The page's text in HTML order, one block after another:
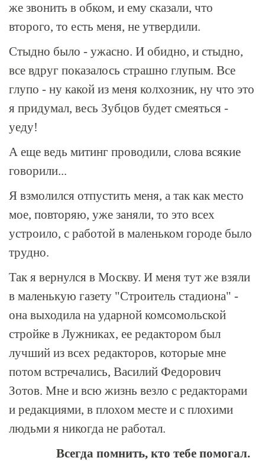
же звонить в обком, и ему сказали, что
второго, то есть меня, не утвердили.
Стыдно было - ужасно. И обидно, и стыдно,
все вдруг показалось страшно глупым. Все
глупо - ну какой из меня колхозник, ну что это
я придумал, весь Зубцов будет смеяться -
уеду!
А еще ведь митинг проводили, слова всякие
говорили...
Я взмолился отпустить меня, а так как место
мое, повторяю, уже заняли, то это всех
устроило, с работой в маленьком городе было
трудно.
Так я вернулся в Москву. И меня тут же взяли
в маленькую газету "Строитель стадиона" -
она выходила на ударной комсомольской
стройке в Лужниках, ее редактором был
лучший из всех редакторов, которые мне
потом встречались, Василий Федорович
Зотов. Мне и всю жизнь везло с редакторами
и редакциями, в плохом месте и с плохими
людьми я никогда не работал.
Всегда помнить, кто тебе помогал.